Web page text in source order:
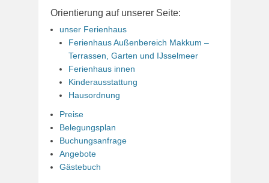
Orientierung auf unserer Seite:
unser Ferienhaus
Ferienhaus Außenbereich Makkum –
Terrassen, Garten und IJsselmeer
Ferienhaus innen
Kinderausstattung
Hausordnung
Preise
Belegungsplan
Buchungsanfrage
Angebote
Gästebuch